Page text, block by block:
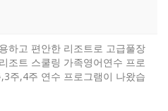
하고 편안한 리조트로 고급풀장
조트 스쿨링 가족영어연수 프로
주,4주 연수 프로그램이 나왔습